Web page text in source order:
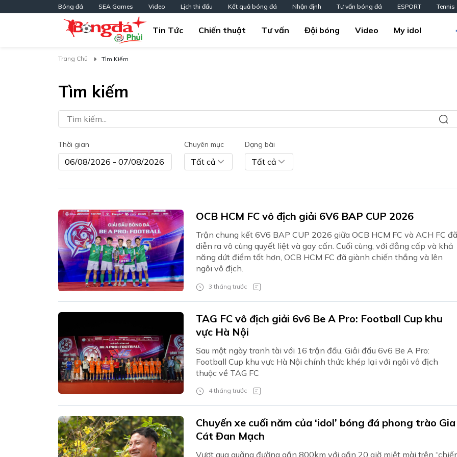
Bóng đá SEA Games Video Lịch thi đấu Kết quả bóng đá Nhận định Tư vấn bóng đá ESPORT Tennis
Tin Tức Chiến thuật Tư vấn Đội bóng Video My idol
Trang Chủ Tìm Kiếm
Tìm kiếm
Thời gian Chuyên mục
Tất cả
Dạng bài
Tất cả
OCB HCM FC vô địch giải 6V6 BAP CUP 2026
Trận chung kết 6V6 BAP CUP 2026 giữa OCB HCM FC và ACH FC đã
diễn ra vô cùng quyết liệt và gay cấn. Cuối cùng, với đẳng cấp và khả
năng dứt điểm tốt hơn, OCB HCM FC đã giành chiến thắng và lên
ngôi vô địch.
3 tháng trước
TAG FC vô địch giải 6v6 Be A Pro: Football Cup khu
vực Hà Nội
Sau một ngày tranh tài với 16 trận đấu, Giải đấu 6v6 Be A Pro:
Football Cup khu vực Hà Nội chính thức khép lại với ngôi vô địch
thuộc về TAG FC
4 tháng trước
Chuyến xe cuối năm của ‘idol’ bóng đá phong trào Gia
Cát Đan Mạch
Vượt qua quãng đường gần 800km với gần 20 giờ miệt mài trên